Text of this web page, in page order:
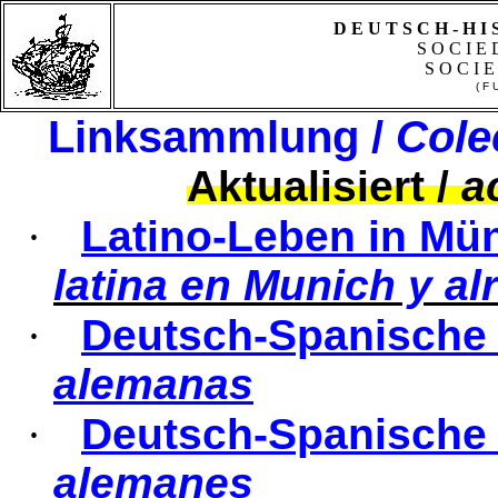
D E U T S C H - H I
S O C I E
S O C I
( F
Linksammlung /
Aktualisiert/
·
Latino-Leben in
latina en Munich y
·
Deutsch-Spanische
alemanas
·
Deutsch-
alemanes